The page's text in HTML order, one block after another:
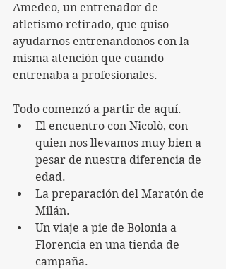
Amedeo, un entrenador de
atletismo retirado, que quiso
ayudarnos entrenandonos con la
misma atención que cuando
entrenaba a profesionales.
Todo comenzó a partir de aquí.
El encuentro con Nicolò, con
quien nos llevamos muy bien a
pesar de nuestra diferencia de
edad.
La preparación del Maratón de
Milán.
Un viaje a pie de Bolonia a
Florencia en una tienda de
campaña.